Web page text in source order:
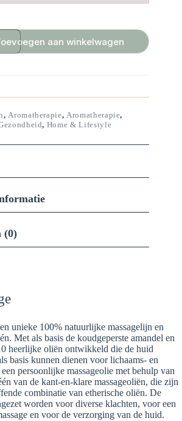
aan winkelwagen
,Aromatherapie,Aromatherapie,
, Home & Lifestyle
(0)
unieke 100% natuurlijke massagelijn en
Met als basis de koudgeperste amandel en
heerlijke oliën ontwikkeld die de huid
basis kunnen dienen voor lichaams- en
persoonlijke massageolie met behulp van
van de kant-en-klare massageoliën, die zijn
combinatie van etherische oliën. De
worden voor diverse klachten, voor een
en voor de verzorging van de huid.